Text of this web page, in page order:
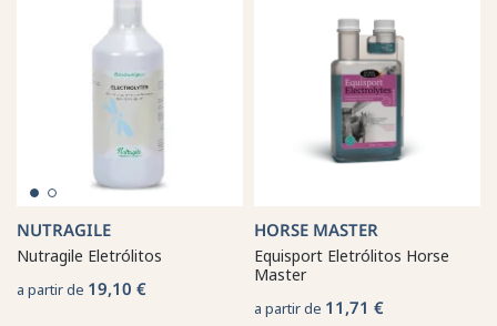
NUTRAGILE
Nutragile Eletrólitos
a partir de 19,10 €
HORSE MASTER
Equisport Eletrólitos Horse
Master
a partir de 11,71 €